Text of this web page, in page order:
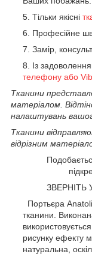
Тільки якісні
Професійне
Замір,
Із
телефону або
Тканини
матеріалом.
налаштувань
Тканини
відрізним
ЗВЕРНІТЬ
Портьєра
тканини.
рисунку ефекту
натуральна,